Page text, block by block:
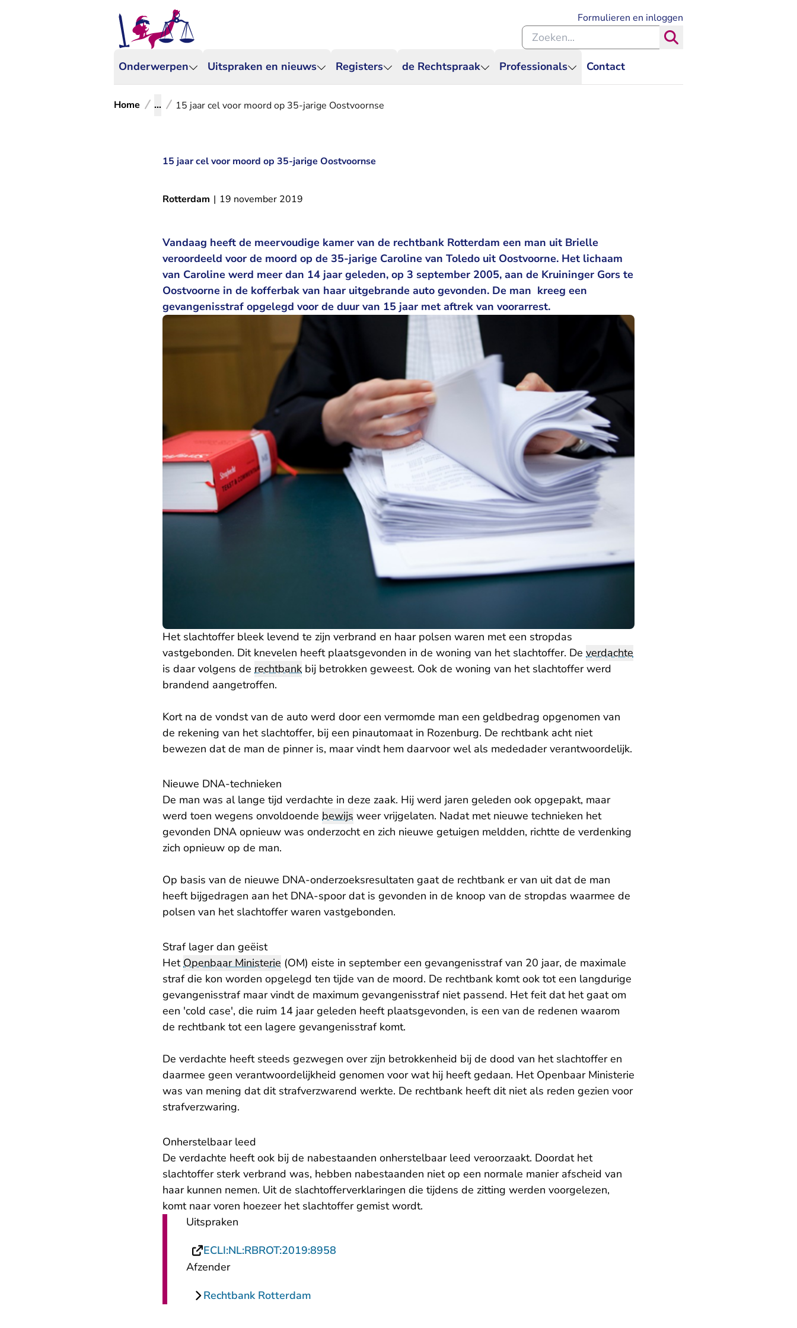
Onderwerpen Uitspraken en nieuws Registers de Rechtspraak Professionals Contact
Formulieren en inloggen
Zoeken binnen de Rechtspraak
Home ... 15 jaar cel voor moord op 35-jarige Oostvoornse
15 jaar cel voor moord op 35-jarige Oostvoornse
Rotterdam | 19 november 2019
Vandaag heeft de meervoudige kamer van de rechtbank Rotterdam een man uit Brielle
veroordeeld voor de moord op de 35-jarige Caroline van Toledo uit Oostvoorne. Het lichaam
van Caroline werd meer dan 14 jaar geleden, op 3 september 2005, aan de Kruininger Gors te
Oostvoorne in de kofferbak van haar uitgebrande auto gevonden. De man kreeg een
gevangenisstraf opgelegd voor de duur van 15 jaar met aftrek van voorarrest.
Het slachtoffer bleek levend te zijn verbrand en haar polsen waren met een stropdas
vastgebonden. Dit knevelen heeft plaatsgevonden in de woning van het slachtoffer. De verdachte
is daar volgens de rechtbank bij betrokken geweest. Ook de woning van het slachtoffer werd
brandend aangetroffen.
Kort na de vondst van de auto werd door een vermomde man een geldbedrag opgenomen van
de rekening van het slachtoffer, bij een pinautomaat in Rozenburg. De rechtbank acht niet
bewezen dat de man de pinner is, maar vindt hem daarvoor wel als mededader verantwoordelijk.
Nieuwe DNA-technieken
De man was al lange tijd verdachte in deze zaak. Hij werd jaren geleden ook opgepakt, maar
werd toen wegens onvoldoende bewijs weer vrijgelaten. Nadat met nieuwe technieken het
gevonden DNA opnieuw was onderzocht en zich nieuwe getuigen meldden, richtte de verdenking
zich opnieuw op de man.
Op basis van de nieuwe DNA-onderzoeksresultaten gaat de rechtbank er van uit dat de man
heeft bijgedragen aan het DNA-spoor dat is gevonden in de knoop van de stropdas waarmee de
polsen van het slachtoffer waren vastgebonden.
Straf lager dan geëist
HetOpenbaar Ministerie (OM) eiste in september een gevangenisstraf van 20 jaar, de maximale
straf die kon worden opgelegd ten tijde van de moord. De rechtbank komt ook tot een langdurige
gevangenisstraf maar vindt de maximum gevangenisstraf niet passend. Het feit dat het gaat om
een 'cold case', die ruim 14 jaar geleden heeft plaatsgevonden, is een van de redenen waarom
de rechtbank tot een lagere gevangenisstraf komt.
De verdachte heeft steeds gezwegen over zijn betrokkenheid bij de dood van het slachtoffer en
daarmee geen verantwoordelijkheid genomen voor wat hij heeft gedaan. Het Openbaar Ministerie
was van mening dat dit strafverzwarend werkte. De rechtbank heeft dit niet als reden gezien voor
strafverzwaring.
Onherstelbaar leed
De verdachte heeft ook bij de nabestaanden onherstelbaar leed veroorzaakt. Doordat het
slachtoffer sterk verbrand was, hebben nabestaanden niet op een normale manier afscheid van
haar kunnen nemen. Uit de slachtofferverklaringen die tijdens de zitting werden voorgelezen,
komt naar voren hoezeer het slachtoffer gemist wordt.
Uitspraken
ECLI:NL:RBROT:2019:8958
Afzender
Rechtbank Rotterdam